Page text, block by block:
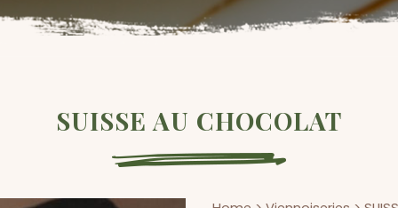
SUISSE AU CHOCOLAT